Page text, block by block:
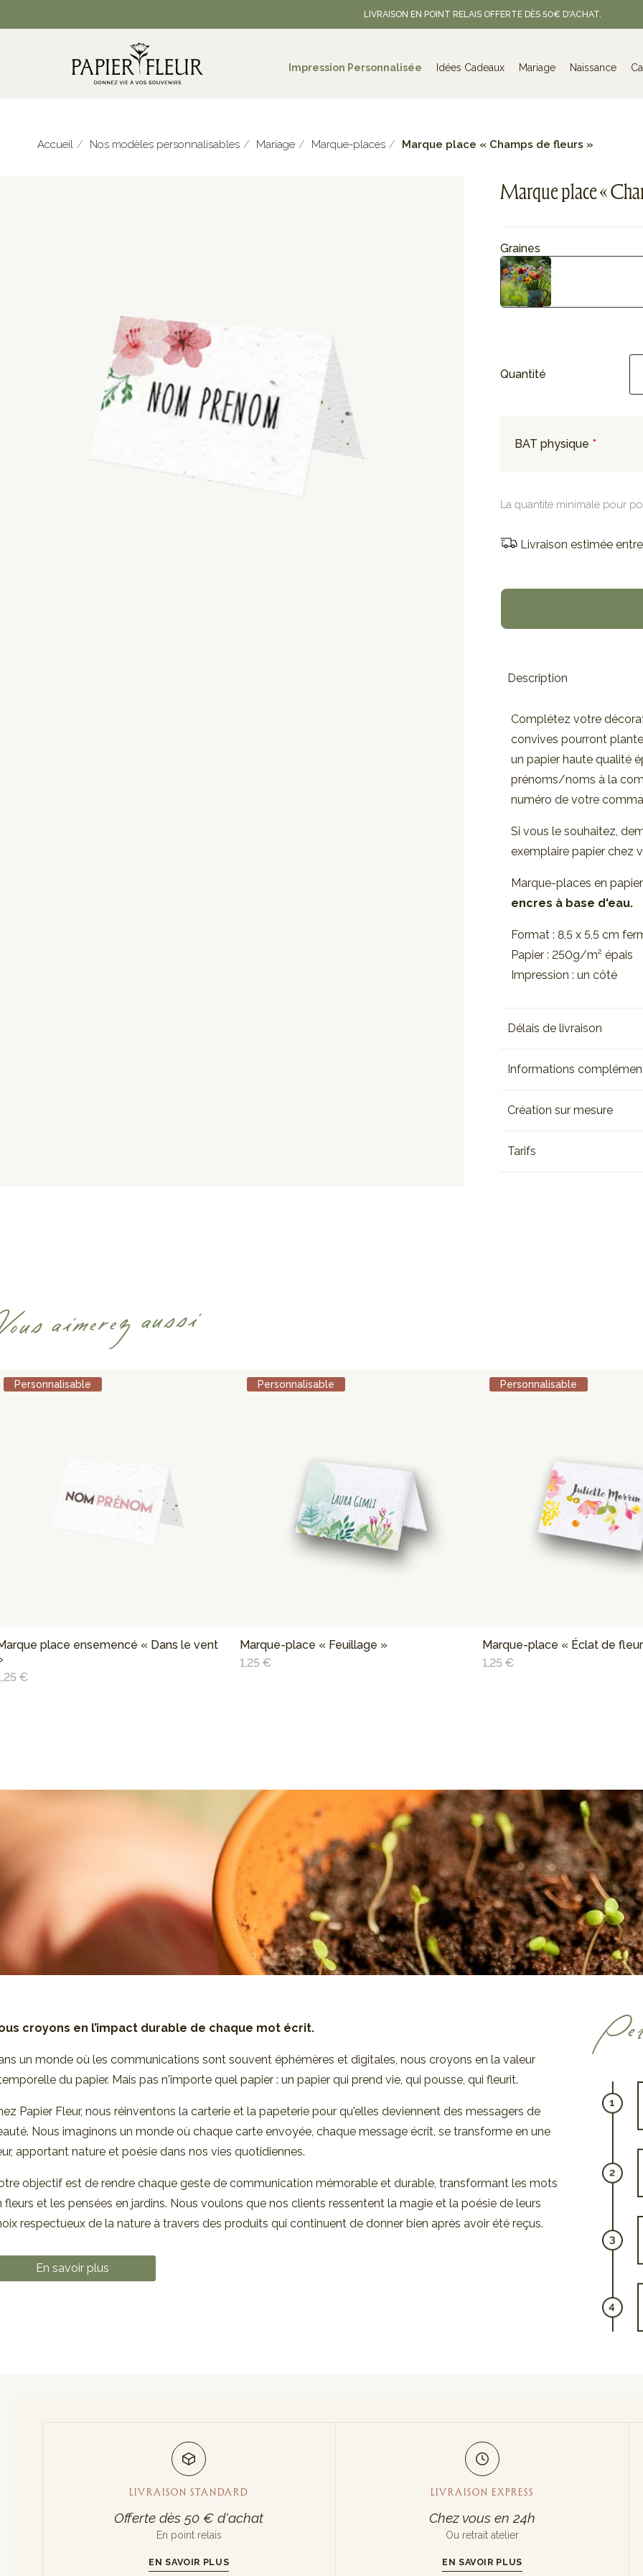
LIVRAISON EN POINT RELAIS OFFERTE DÈS 50€ D'ACHAT.
Impression Personnalisée Idées Cadeaux Mariage Naissance
Accueil Nos modèles personnalisables Mariage Marque-places Marque place « Champs de fleurs »
Marque place «
Graines
Quantité
BAT physique
La quantité minimale pour
Livraison estimée
Description
Complétez votre
convives pourront
un papier haute qualité
prénoms/noms à la
numéro de votre
Si vous le souhaitez,
exemplaire papier chez
Marque-places en
encres à base d'eau.
Format : 8,5 x 5,5 cm
Papier : 250g/m² épais
Impression : un côté
Délais de livraison
Informations
Création sur mesure
Tarifs
aimerez aussi
Personnalisable
place ensemencé « Dans le vent
€
Personnalisable
Marque-place « Feuillage »
1,25 €
Personnalisable
Marque-place « Éclat de
1,25 €
croyons en l’impact durable de chaque mot écrit.
un monde où les communications sont souvent éphémères et digitales, nous croyons en la valeur
du papier. Mais pas n'importe quel papier : un papier qui prend vie, qui pousse, qui fleurit.
Papier Fleur, nous réinventons la carterie et la papeterie pour qu'elles deviennent des messagers de
Nous imaginons un monde où chaque carte envoyée, chaque message écrit, se transforme en une
apportant nature et poésie dans nos vies quotidiennes.
objectif est de rendre chaque geste de communication mémorable et durable, transformant les mots
fleurs et les pensées en jardins. Nous voulons que nos clients ressentent la magie et la poésie de leurs
respectueux de la nature à travers des produits qui continuent de donner bien après avoir été reçus.
En savoir plus
LIVRAISON STANDARD
Offerte dès 50 € d'achat
En point relais
EN SAVOIR PLUS
LIVRAISON EXPRESS
Chez vous en 24h
Ou retrait atelier
EN SAVOIR PLUS